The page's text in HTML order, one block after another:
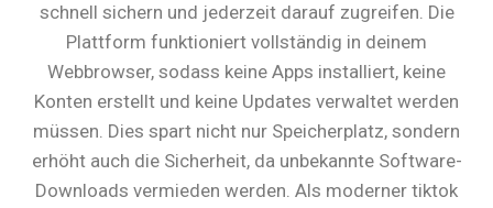
schnell sichern und jederzeit darauf zugreifen. Die
Plattform funktioniert vollständig in deinem
Webbrowser, sodass keine Apps installiert, keine
Konten erstellt und keine Updates verwaltet werden
müssen. Dies spart nicht nur Speicherplatz, sondern
erhöht auch die Sicherheit, da unbekannte Software-
Downloads vermieden werden. Als moderner tiktok